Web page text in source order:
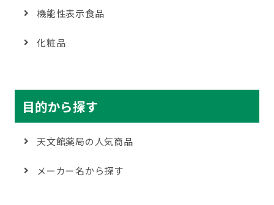
機能性表示食品
化粧品
目的から探す
天文館薬局の人気商品
メーカー名から探す